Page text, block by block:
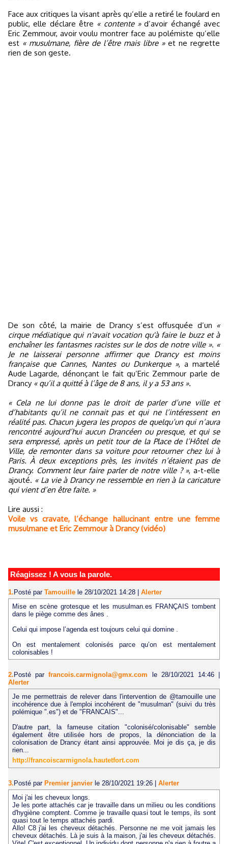
Face aux critiques la visant après qu’elle a retiré le foulard en
public, elle déclare être « contente »d’avoir échangé avec
Eric Zemmour, avoir voulu montrer face au polémiste qu’elle
est « musulmane, fière de l’être mais libre »et ne regrette
rien de son geste.
De son côté, la mairie de Drancy s’est offusquée d’un «
cirque médiatique qui n'avait vocation qu'à faire le buzz et à
enchaîner les fantasmes racistes sur le dos de notre ville ». «
Je ne laisserai personne affirmer que Drancy est moins
française que Cannes, Nantes ou Dunkerque », a martelé
Aude Lagarde, dénonçant le fait qu’Eric Zemmour parle de
Drancy « qu’il a quitté à l’âge de 8 ans, il y a 53 ans ».
« Cela ne lui donne pas le droit de parler d’une ville et
d’habitants qu’il ne connait pas et qui ne l’intéressent en
réalité pas. Chacun jugera les propos de quelqu’un qui n’aura
rencontré aujourd’hui aucun Drancéen ou presque, et qui se
sera empressé, après un petit tour de la Place de l’Hôtel de
Ville, de remonter dans sa voiture pour retourner chez lui à
Paris. À deux exceptions près, les invités n’étaient pas de
Drancy. Comment leur faire parler de notre ville ? », a-t-elle
ajouté. « La vie à Drancy ne ressemble en rien à la caricature
qui vient d’en être faite. »
Lire aussi :
Voile vs cravate, l’échange hallucinant entre une femme
musulmane et Eric Zemmour à Drancy (vidéo)
Réagissez ! A vous la parole.
1. Posté par Tamouille le 28/10/2021 14:28
Alerter
Mise en scène grotesque et les musulman.es FRANÇAIS tombent
dans le piège comme des ânes .
Celui qui impose l’agenda est toujours celui qui domine .
On est mentalement colonisés parce qu’on est mentalement
colonisables !
2. Posté parfrancois.carmignola@gmx.com le 28/10/2021 14:46
Alerter
Je me permettrais de relever dans l'intervention de @tamouille une
incohérence due à l'emploi incohérent de "musulman" (suivi du très
polémique ".es") et de "FRANCAIS"...
D'autre part, la fameuse citation "colonisé/colonisable" semble
également être utilisée hors de propos, la dénonciation de la
colonisation de Drancy étant ainsi approuvée. Moi je dis ça, je dis
rien...
http://francoiscarmignola.hautetfort.com
3. Posté par Premier janvier le 28/10/2021 19:26
Alerter
Moi j'ai les cheveux longs.
Je les porte attachés car je travaille dans un milieu ou les conditions
d'hygiène comptent. Comme je travaille quasi tout le temps, ils sont
quasi tout le temps attachés pardi.
Allo! C8 j'ai les cheveux détachés. Personne ne me voit jamais les
cheveux détachés. Là je suis à la maison, j'ai les cheveux détachés.